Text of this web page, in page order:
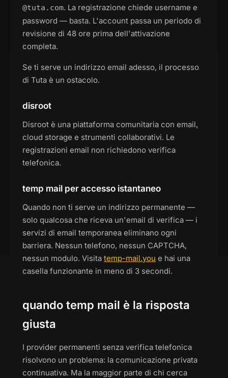
@tuta.com. La registrazione chiede username e
password — basta. L'account passa un periodo di
revisione di 48 ore prima dell'attivazione
completa.
Se ti serve un indirizzo email adesso, il processo
di Tuta è un ostacolo.
disroot
Disroot è una piattaforma comunitaria con email,
cloud storage e strumenti collaborativi. Le
registrazioni email non richiedono verifica
telefonica.
temp mail per accesso istantaneo
Quando non ti serve un indirizzo permanente —
solo qualcosa che riceva un'email di verifica — i
servizi di email temporanea eliminano ogni
barriera. Nessun telefono, nessun CAPTCHA,
nessun modulo. Visita temp-mail.you e hai una
casella funzionante in meno di 3 secondi.
quando temp mail è la risposta
giusta
I provider permanenti senza verifica telefonica
risolvono un problema: la comunicazione privata
continuativa. Ma la maggior parte di chi cerca